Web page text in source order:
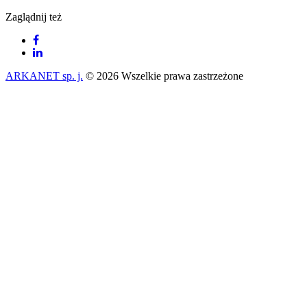
Zaglądnij też
ARKANET sp. j. © 2026 Wszelkie prawa zastrzeżone